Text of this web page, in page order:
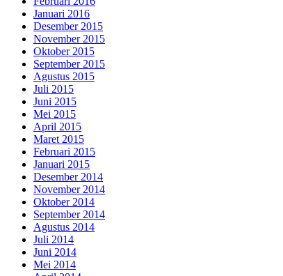
Januari 2016
Desember 2015
November 2015
Oktober 2015
September 2015
Agustus 2015
Juli 2015
Juni 2015
Mei 2015
April 2015
Maret 2015
Februari 2015
Januari 2015
Desember 2014
November 2014
Oktober 2014
September 2014
Agustus 2014
Juli 2014
Juni 2014
Mei 2014